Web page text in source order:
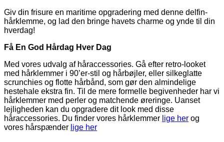
Giv din frisure en maritime opgradering med denne delfin-
hårklemme, og lad den bringe havets charme og ynde til din
hverdag!
Få En God Hårdag Hver Dag
Med vores udvalg af håraccessories. Gå efter retro-looket
med hårklemmer i 90’er-stil og hårbøjler, eller silkeglatte
scrunchies og flotte hårbånd, som gør den almindelige
hestehale ekstra fin. Til de mere formelle begivenheder har vi
hårklemmer med perler og matchende øreringe. Uanset
lejligheden kan du opgradere dit look med disse
håraccessories. Du finder vores hårklemmer lige her og
vores hårspænder lige her